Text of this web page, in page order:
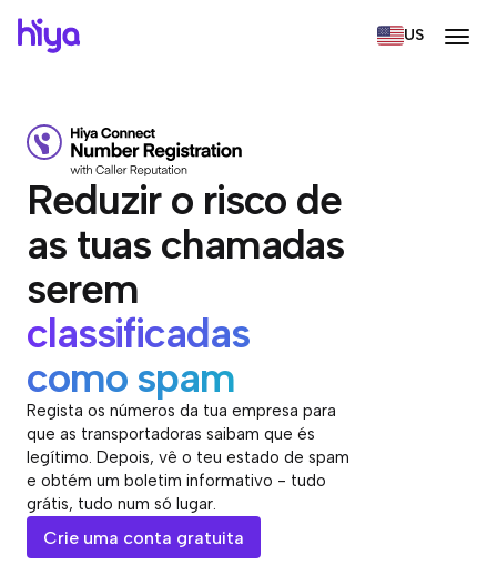
US
Reduzir o risco de
as tuas chamadas
serem
classificadas
como spam
Regista os números da tua empresa para
que as transportadoras saibam que és
legítimo. Depois, vê o teu estado de spam
e obtém um boletim informativo - tudo
grátis, tudo num só lugar.
Crie uma conta gratuita